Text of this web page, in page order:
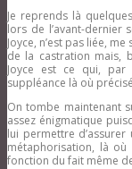
Je reprends là
lors de l’avant-dernier
Joyce, n’est pas liée,
de la castration mais,
Joyce est ce qui, par
suppléance là où
On tombe maintenant
assez énigmatique
lui permettre
métaphorisation, là
fonction du fait même